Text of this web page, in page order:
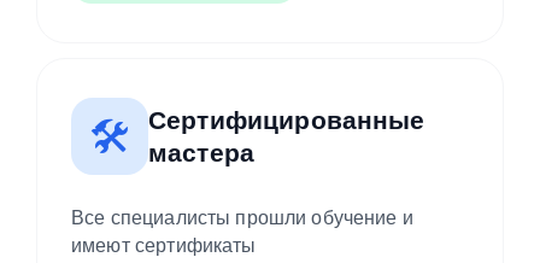
🛠️
Сертифицированные
мастера
Все специалисты прошли обучение и
имеют сертификаты